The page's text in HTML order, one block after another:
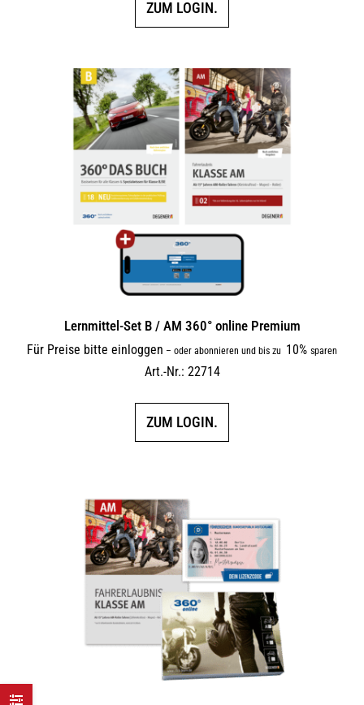
ZUM LOGIN.
Lernmittel-Set B / AM 360° online Premium
Für Preise bitte einloggen – oder abonnieren und bis zu 10% sparen
Art.-Nr.: 22714
ZUM LOGIN.